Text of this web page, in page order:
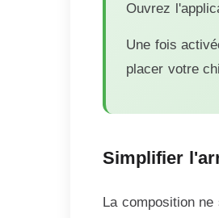
Ouvrez
Une fois
placer votre
Simplifier
La composition